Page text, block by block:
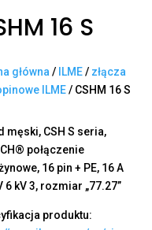
16 S
główna / ILME/ złącza
ILME/ CSHM 16 S
męski, CSH S seria,
połączenie
16 pin + PE, 16 A
6 kV 3, rozmiar „77.27”
produktu: